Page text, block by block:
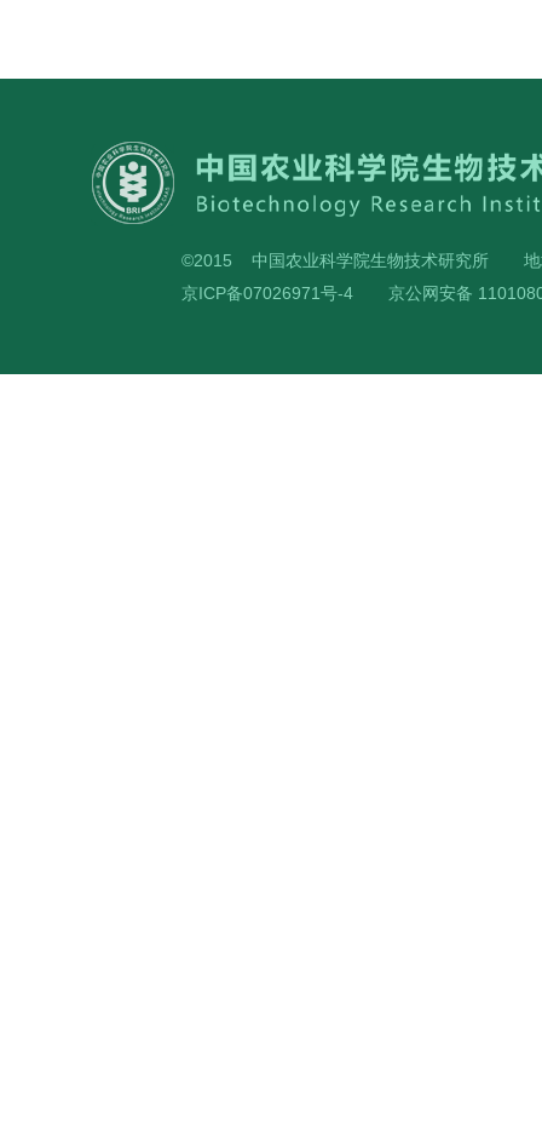
©2015 中国农业科学院生物技术研究所
京ICP备07026971号-4
京公网安备